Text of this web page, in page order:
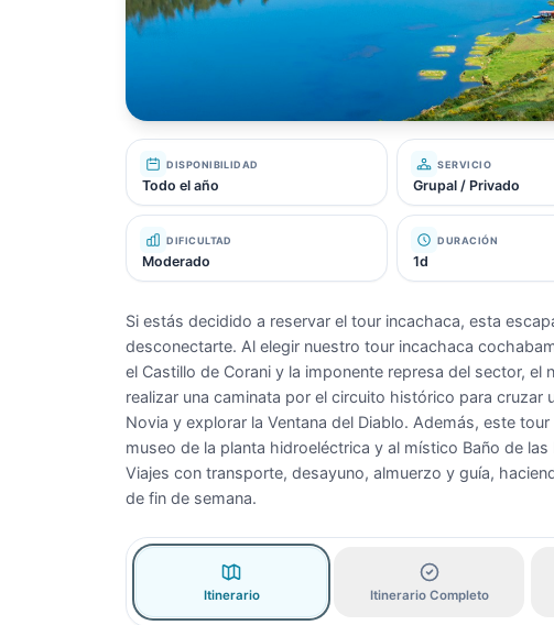
DISPONIBILIDAD
Todo el año
SERVICIO
Grupal / Privado
DIFICULTAD
Moderado
DURACIÓN
1d
Si estás decidido a reservar el tour incachaca, esta
desconectarte. Al elegir nuestro tour incachaca
el Castillo de Corani y la imponente represa del sector, el
realizar una caminata por el circuito histórico para cruzar
Novia y explorar la Ventana del Diablo. Además, este
museo de la planta hidroeléctrica y al místico Baño de
Viajes con transporte, desayuno, almuerzo y guía,
de fin de semana.
Itinerario Itinerario Completo